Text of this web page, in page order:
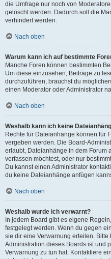
die Umfrage nur noch von
gelöscht werden. Dadurch soll die
verhindert werden.
Nach oben
Warum kann ich auf bestimmte
Manche Foren können bestimmten
Um diese einzusehen, Beiträge zu
durchzuführen, brauchst du
einen Moderator oder Administrator
Nach oben
Weshalb kann ich keine
Rechte für Dateianhänge können für
vergeben werden. Die Board-
erlaubt, Dateianhänge in dem Forum
verfassen möchtest, oder nur
Du kannst einen Administrator
du keine Dateianhänge anfügen
Nach oben
Weshalb wurde ich verwarnt?
In jedem Board gibt es eigene
festgelegt werden. Wenn du gegen
sie dir eine Verwarnung erteilen.
Administration dieses Boards ist und
Verwarnung zu tun hat. Kontaktiere